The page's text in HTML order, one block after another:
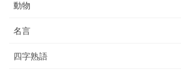
動物
名言
四字熟語